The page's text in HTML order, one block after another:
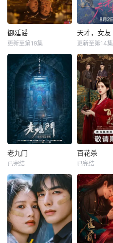
御廷谣
更新至第19集
天才，女友
更新至第14集
老九门
已完结
百花杀
已完结